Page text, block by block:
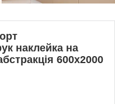
наклейка на
600х2000